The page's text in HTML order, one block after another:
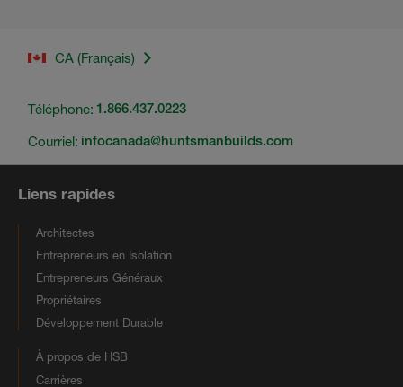
CA (Français)
Téléphone: 1.866.437.0223
Courriel: infocanada@huntsmanbuilds.com
Liens rapides
Architectes
Entrepreneurs en Isolation
Entrepreneurs Généraux
Propriétaires
Développement Durable
À propos de HSB
Carrières